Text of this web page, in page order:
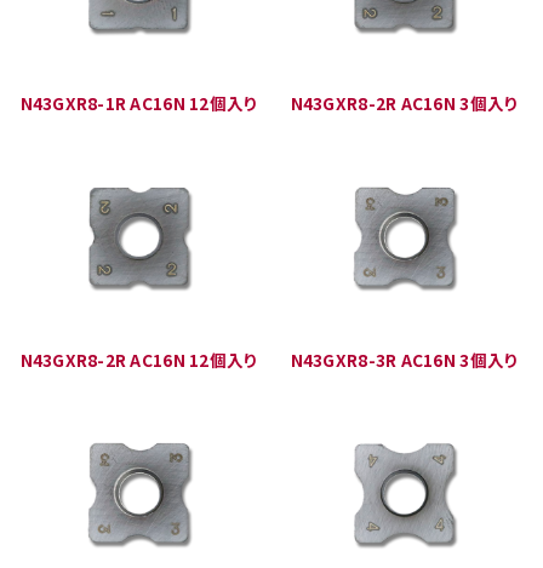
N43GXR8-1R AC16N 12個入り N43GXR8-2R AC16N 3個入り
N43GXR8-2R AC16N 12個入り N43GXR8-3R AC16N 3個入り